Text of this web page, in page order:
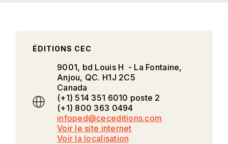
ÉDITIONS CEC
9001, bd Louis H - La Fontaine,
Anjou, QC. H1J 2C5
Canada
(+1) 514 351 6010 poste 2
(+1) 800 363 0494
infoped@ceceditions.com
Voir le site internet
Voir la localisation